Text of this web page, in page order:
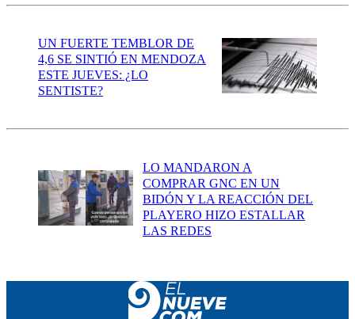
UN FUERTE TEMBLOR DE
4,6 SE SINTIÓ EN MENDOZA
ESTE JUEVES: ¿LO
SENTISTE?
LO MANDARON A
COMPRAR GNC EN UN
BIDÓN Y LA REACCIÓN DEL
PLAYERO HIZO ESTALLAR
LAS REDES